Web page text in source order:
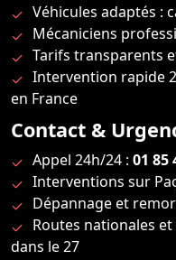
Véhicules adaptés :
Mécaniciens
Tarifs transparents
Intervention rapide
en France
Contact &
Appel 24h/24 : 01 85
Interventions sur
Dépannage et
Routes nationales
dans le 27